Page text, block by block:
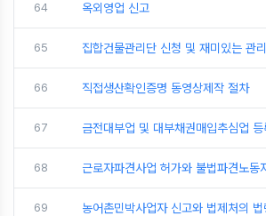
64 옥외영업 신고
65 집합건물관리단 신청 및 재미있는 관
66 직접생산확인증명 동영상제작 절차
67 금전대부업 및 대부채권매입추심업 등
68 근로자파견사업 허가와 불법파견노동
69 농어촌민박사업자 신고와 법제처의 법